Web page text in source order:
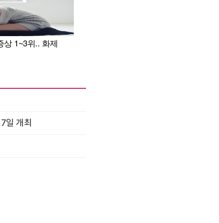
일 개최